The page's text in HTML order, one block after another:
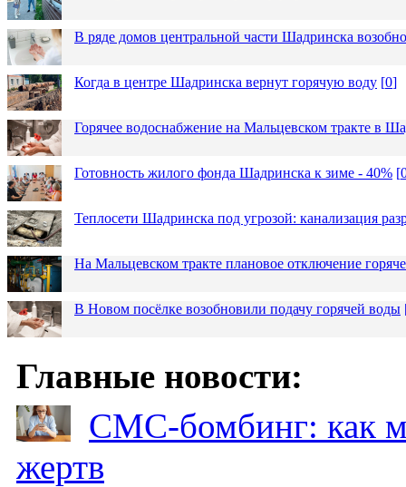
В ряде домов центральной части Шадринска
Когда в центре Шадринска вернут горячую воду [0]
Горячее водоснабжение на Мальцевском тракте в
Готовность жилого фонда Шадринска к зиме - 40% [
Теплосети Шадринска под угрозой: канализация
На Мальцевском тракте плановое отключение
В Новом посёлке возобновили подачу горячей воды
Главные новости:
СМС-бомбинг: как
жертв